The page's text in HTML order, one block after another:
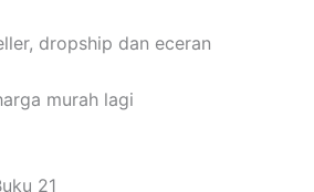
dropship dan eceran
murah lagi
21